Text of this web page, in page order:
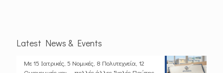
Latest News & Events
Με 15 Ιατρικές, 5 Νομικές, 8 Πολυτεχνεία, 12